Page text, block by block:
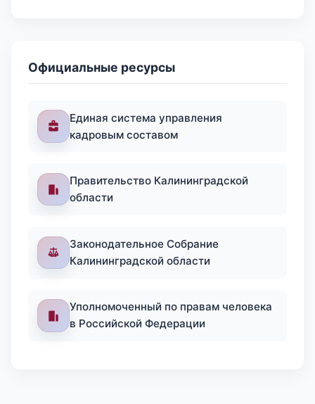
Официальные ресурсы
Единая система управления
кадровым составом
Правительство Калининградской
области
Законодательное Собрание
Калининградской области
Уполномоченный по правам человека
в Российской Федерации